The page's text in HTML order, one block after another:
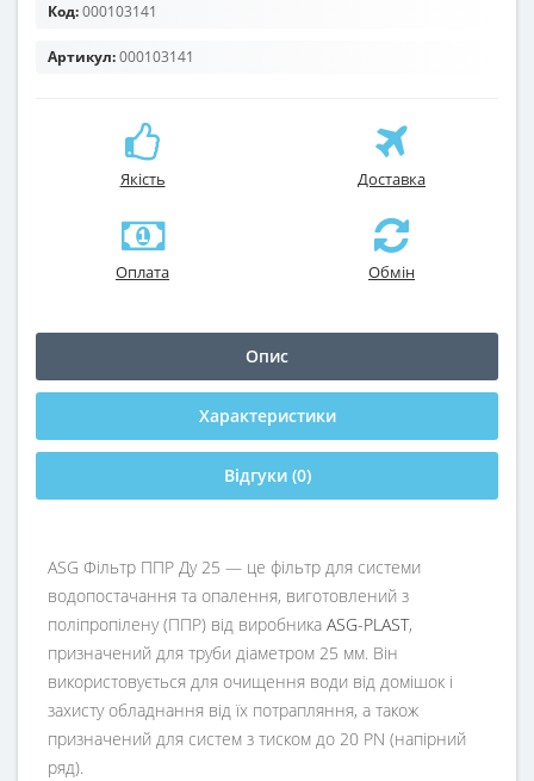
Код:000103141
Артикул:000103141
Якість Доставка
Оплата Обмін
Опис
Характеристики
Відгуки (0)
ASG Фільтр ППР Ду 25 — це фільтр для системи
водопостачання та опалення, виготовлений з
поліпропілену (ППР) від виробника ASG-PLAST,
призначений для труби діаметром 25 мм. Він
використовується для очищення води від домішок і
захисту обладнання від їх потрапляння, а також
призначений для систем з тиском до 20 PN (напірний
ряд).